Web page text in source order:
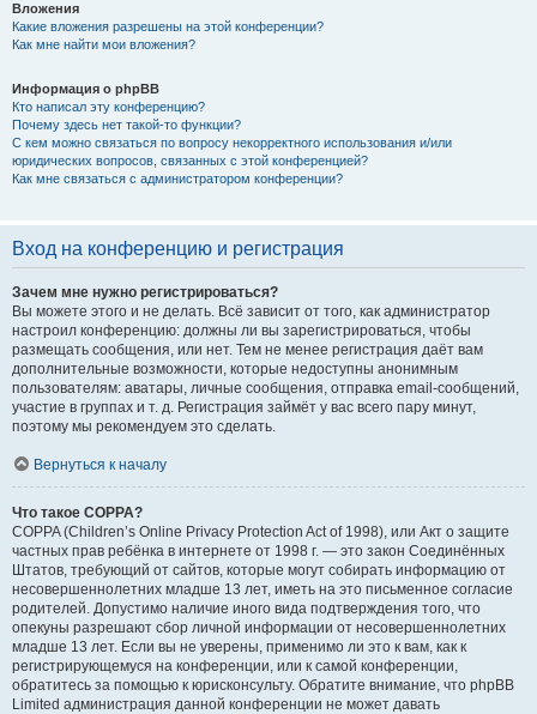
Вложения
Какие вложения разрешены на этой конференции?
Как мне найти мои вложения?
Информация о phpBB
Кто написал эту конференцию?
Почему здесь нет такой-то функции?
С кем можно связаться по вопросу некорректного использования и/или
юридических вопросов, связанных с этой конференцией?
Как мне связаться с администратором конференции?
Вход на конференцию и регистрация
Зачем мне нужно регистрироваться?
Вы можете этого и не делать. Всё зависит от того, как администратор
настроил конференцию: должны ли вы зарегистрироваться, чтобы
размещать сообщения, или нет. Тем не менее регистрация даёт вам
дополнительные возможности, которые недоступны анонимным
пользователям: аватары, личные сообщения, отправка email-сообщений,
участие в группах и т. д. Регистрация займёт у вас всего пару минут,
поэтому мы рекомендуем это сделать.
Вернуться к началу
Что такое COPPA?
COPPA (Children’s Online Privacy Protection Act of 1998), или Акт о защите
частных прав ребёнка в интернете от 1998 г. — это закон Соединённых
Штатов, требующий от сайтов, которые могут собирать информацию от
несовершеннолетних младше 13 лет, иметь на это письменное согласие
родителей. Допустимо наличие иного вида подтверждения того, что
опекуны разрешают сбор личной информации от несовершеннолетних
младше 13 лет. Если вы не уверены, применимо ли это к вам, как к
регистрирующемуся на конференции, или к самой конференции,
обратитесь за помощью к юрисконсульту. Обратите внимание, что phpBB
Limited администрация данной конференции не может давать